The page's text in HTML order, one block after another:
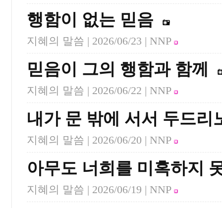
행함이 없는 믿음
지혜의 말씀 | 2026/06/23 | NNP
믿음이 그의 행함과 함께
지혜의 말씀 | 2026/06/22 | NNP
내가 문 밖에 서서 두드리
지혜의 말씀 | 2026/06/20 | NNP
아무도 너희를 미혹하지
지혜의 말씀 | 2026/06/19 | NNP